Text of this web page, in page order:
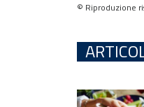
© Riproduzione